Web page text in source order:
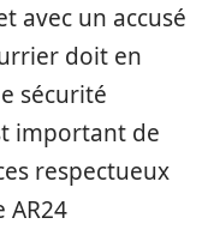
avec un accusé
doit en
sécurité
important de
respectueux
AR24